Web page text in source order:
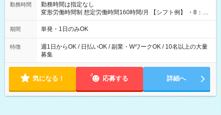
勤務時間
勤務時間は指定なし
変形労働時間制 想定労働時間160時間/月 【シフト例】 ・8：00
～21：00
期間 単発・1日のみOK
特徴
週1日からOK / 日払いOK / 副業・WワークOK / 10名以上の大量
募集
気になる！ 応募する 詳細へ